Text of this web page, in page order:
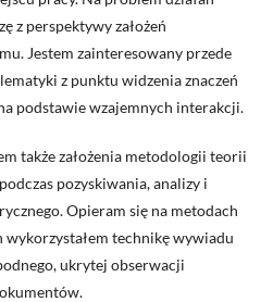
z perspektywy założeń
Jestem zainteresowany przede
z punktu widzenia znaczeń
podstawie wzajemnych interakcji.
także założenia metodologii teorii
pozyskiwania, analizy i
Opieram się na metodach
technikę wywiadu
ukrytej obserwacji